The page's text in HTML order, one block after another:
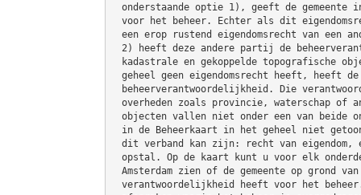
onderstaande optie 1), geeft de
voor het beheer. Echter als dit
een erop rustend eigendomsrecht van een
2) heeft deze andere partij de
kadastrale en gekoppelde topografische
geheel geen eigendomsrecht heeft, heeft de
beheerverantwoordelijkheid. Die
overheden zoals provincie, waterschap of
objecten vallen niet onder een van beide
in de Beheerkaart in het geheel niet
dit verband kan zijn: recht van
opstal. Op de kaart kunt u voor elk
Amsterdam zien of de gemeente op grond
verantwoordelijkheid heeft voor het